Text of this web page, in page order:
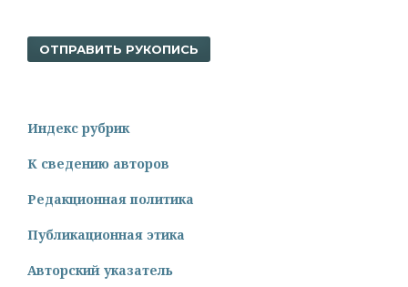
ОТПРАВИТЬ РУКОПИСЬ
Индекс рубрик
К сведению авторов
Редакционная политика
Публикационная этика
Авторский указатель